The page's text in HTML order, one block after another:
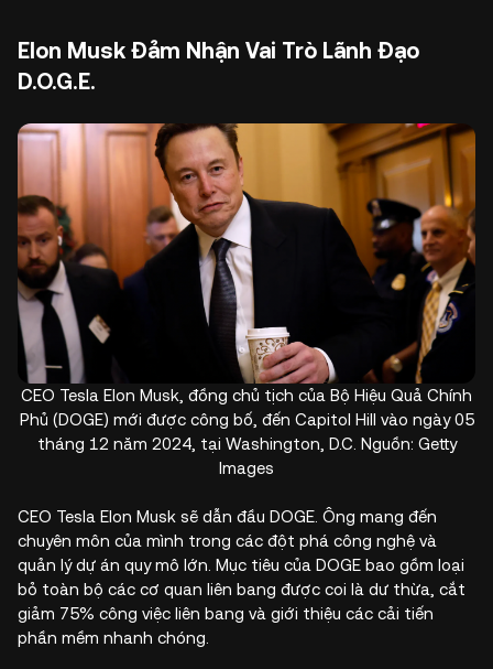
Elon Musk Đảm Nhận Vai Trò Lãnh Đạo
D.O.G.E.
CEO Tesla Elon Musk, đồng chủ tịch của Bộ Hiệu Quả Chính
Phủ (DOGE) mới được công bố, đến Capitol Hill vào ngày 05
tháng 12 năm 2024, tại Washington, D.C. Nguồn: Getty
Images
CEO Tesla Elon Musk sẽ dẫn đầu DOGE. Ông mang đến
chuyên môn của mình trong các đột phá công nghệ và
quản lý dự án quy mô lớn. Mục tiêu của DOGE bao gồm loại
bỏ toàn bộ các cơ quan liên bang được coi là dư thừa, cắt
giảm 75% công việc liên bang và giới thiệu các cải tiến
phần mềm nhanh chóng.